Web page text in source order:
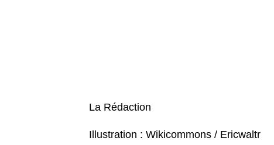
La Rédaction
Illustration : Wikicommons / Ericwaltr